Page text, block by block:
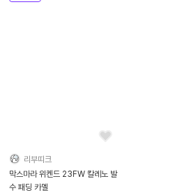
리부띠크
막스마라 위켄드 23FW 칼레노 발
수 패딩 카멜